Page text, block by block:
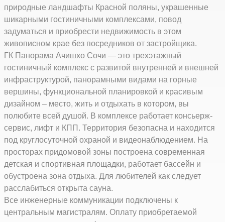
природные ландшафты Красной поляны, украшенные
шикарными гостиничными комплексами, повод
задуматься и приобрести недвижимость в этом
живописном крае без посредников от застройщика.
ГК Панорама Ачишхо Сочи — это трехэтажный
гостиничный комплекс с развитой внутренней и внешней
инфраструктурой, панорамными видами на горные
вершины, функциональной планировкой и красивым
дизайном – место, жить и отдыхать в котором, вы
полюбите всей душой. В комплексе работает консьерж-
сервис, лифт и КПП. Территория безопасна и находится
под круглосуточной охраной и видеонаблюдением. На
просторах придомовой зоны построена современная
детская и спортивная площадки, работает бассейн и
обустроена зона отдыха. Для любителей как следует
расслабиться открыта сауна.
Все инженерные коммуникации подключены к
центральным магистралям. Оплату приобретаемой